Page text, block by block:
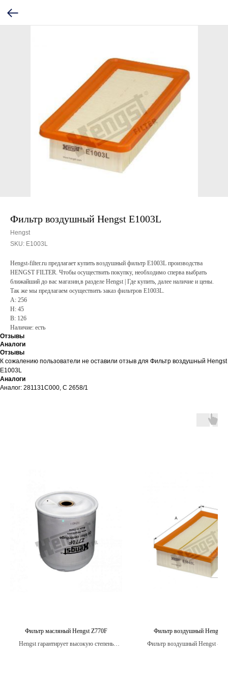
Фильтр воздушный Hengst E1003L
Hengst
SKU: E1003L
Hengst-filter.ru предлагает купить воздушный фильтр E1003L производства
HENGST FILTER. Чтобы осуществить покупку, необходимо сперва выбрать
ближайший до вас магазин,в разделе Hengst | Где купить, далее наличие и цены.
Так же мы предлагаем осуществить заказ фильтров E1003L.
A: 256
H: 45
B: 126
Наличие: есть
Отзывы
Аналоги
Отзывы
К сожалению пользователи не оставили отзыв для Фильтр воздушный Hengst
E1003L
Аналоги
Аналог: 281131C000, C 2658/1
Фильтр масляный Hengst Z770F
Hengst гарантирует высокую степень
Фильтр воздушный Hengst
Фильтр воздушный Hengst -